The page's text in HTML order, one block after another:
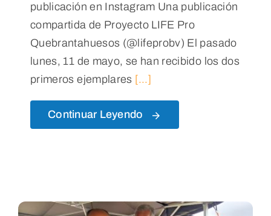
publicación en Instagram Una publicación
compartida de Proyecto LIFE Pro
Quebrantahuesos (@lifeprobv) El pasado
lunes, 11 de mayo, se han recibido los dos
primeros ejemplares [...]
Continuar Leyendo